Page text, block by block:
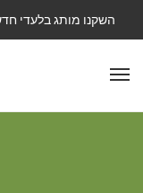
השקנו מותג בלעדי